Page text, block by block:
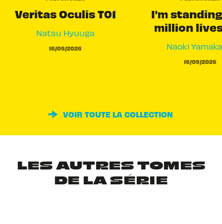
Veritas Oculis T01
Natsu Hyuuga
16/09/2026
I'm
million
Naoki
16/09/2026
VOIR TOUTE LA COLLECTION
LES AUTRES TOMES
DE LA SÉRIE